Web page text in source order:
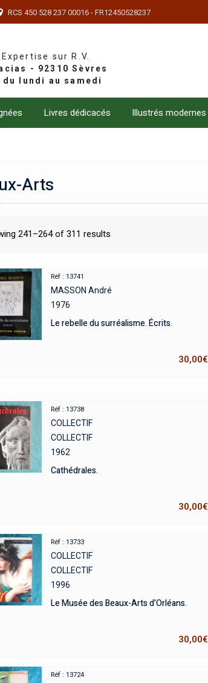
RCS 450 528 237 00016 - FR12450528237
sur R.V.
Livres dédicacés Illustrés modernes
Arts
241–264 of 311 results
Réf : 13741
MASSON André
1976
Le rebelle du surréalisme. Écrits.
30,00€
Réf : 13738
COLLECTIF
COLLECTIF
1962
Cathédrales.
30,00€
Réf : 13733
COLLECTIF
COLLECTIF
1996
Le Musée des Beaux-Arts d’Orléans.
30,00€
Réf : 13724